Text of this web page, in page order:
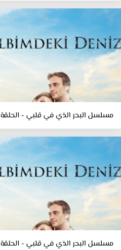
مسلسل البحر الذي في قلبي - الحلقة 33
مسلسل البحر الذي في قلبي - الحلقة 29